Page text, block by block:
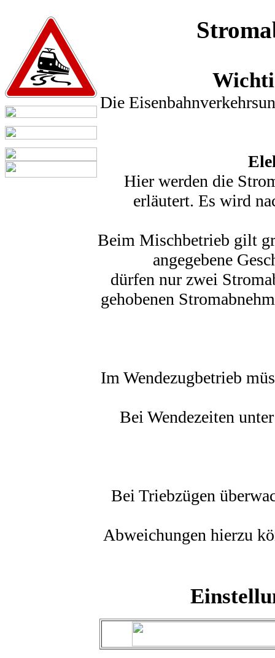
Die
Hier werden die
erläutert. Es wird
Beim Mischbetrieb gilt
angegebene
dürfen nur zwei
gehobenen
Im Wendezugbetrieb
Bei Wendezeiten
Bei Triebzügen
Abweichungen hierzu